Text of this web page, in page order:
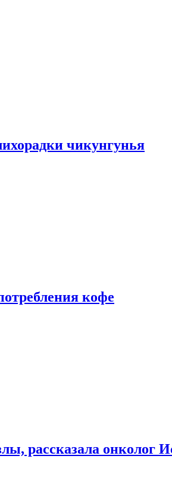
чикунгунья
кофе
рассказала онколог